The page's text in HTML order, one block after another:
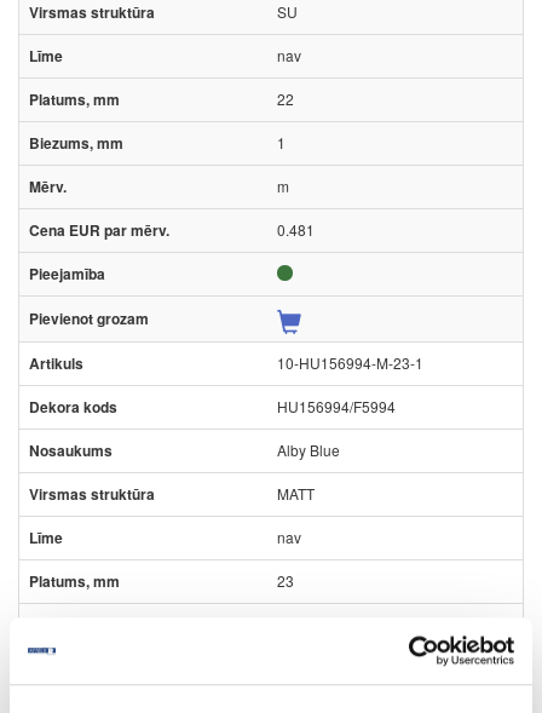
SU
nav
22
1
m
0.481
10-HU156994-M-23-1
HU156994/F5994
Alby Blue
MATT
nav
23